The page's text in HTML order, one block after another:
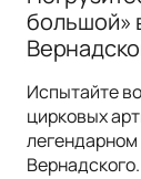
большой»
Испытайте
цирковых